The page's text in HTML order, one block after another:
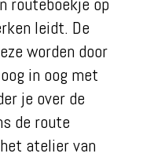
leidt. De
worden door
in oog met
je over de
de route
atelier van